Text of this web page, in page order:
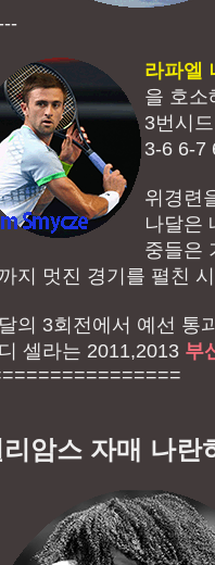
라파엘
을 호소
3번시
3-6 6-7
위경련
나달은
중들은
지 멋진 경기를 펼친
의 3회전에서 예선 통
셀라는 2011,2013 부
암스 자매 나란